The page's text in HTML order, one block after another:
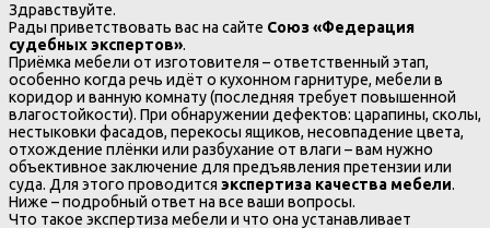
Здравствуйте.
Рады приветствовать вас на сайте Союз «Федерация
судебных экспертов».
Приёмка мебели от изготовителя – ответственный этап,
особенно когда речь идёт о кухонном гарнитуре, мебели в
коридор и ванную комнату (последняя требует повышенной
влагостойкости). При обнаружении дефектов: царапины, сколы,
нестыковки фасадов, перекосы ящиков, несовпадение цвета,
отхождение плёнки или разбухание от влаги – вам нужно
объективное заключение для предъявления претензии или
суда. Для этого проводится экспертиза качества мебели.
Ниже – подробный ответ на все ваши вопросы.
Что такое экспертиза мебели и что она устанавливает